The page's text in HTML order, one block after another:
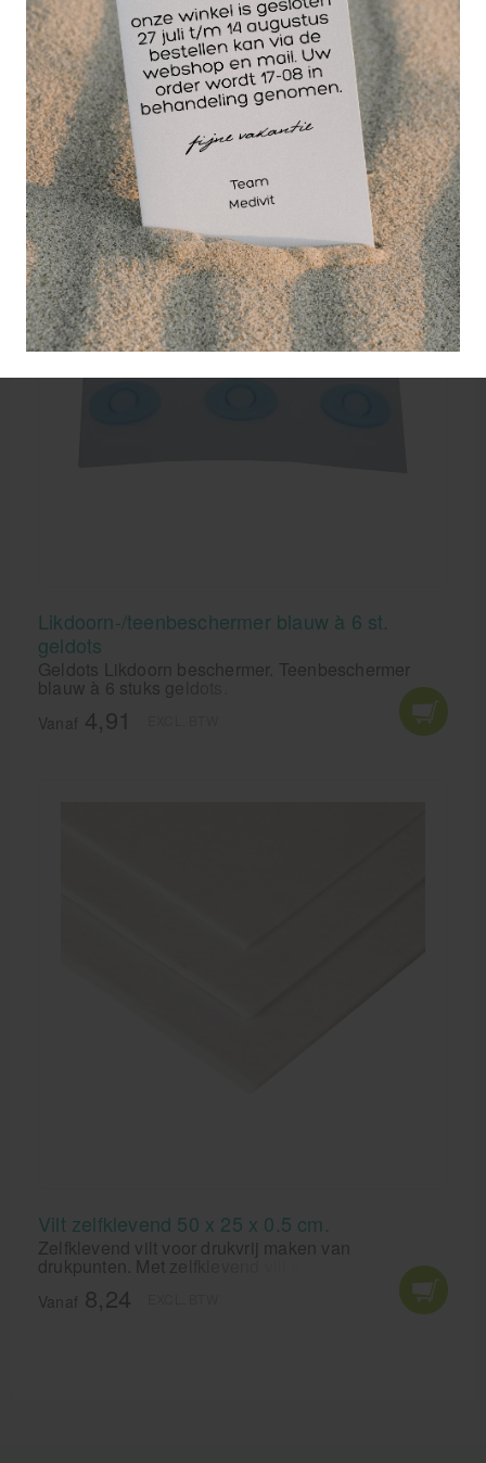
Viltringen klein 22 x 3 mm. / a 24 st.
Viltringen klein 22 x 3 mm. / a 24 st.
Vanaf3,92 EXCL. BTW
Likdoorn-/teenbeschermer blauw à 6 st.
geldots
Geldots Likdoorn beschermer. Teenbeschermer
blauw à 6 stuks geldots.
Vanaf 4,91
Vilt zelfklevend 50 x 25 x 0.5 cm.
Zelfklevend vilt voor drukvrij maken van
drukpunten. Met zelfklevend vilt kun je heel
makkelijk een aangepast zooltje maken of een
likdoornring. Het vilt op een vel laat zich makkelijk
knippen en vormen en zo kun je voor iedere plek op
Vanaf 8,24